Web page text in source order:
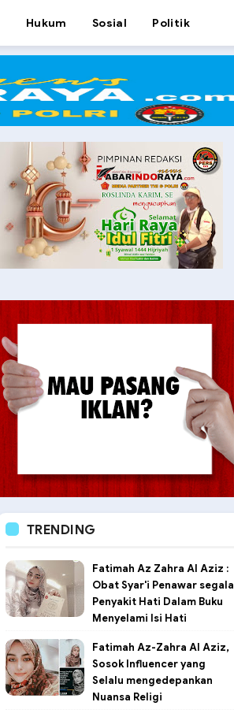
Hukum Sosial Politik
TRENDING
Fatimah Az Zahra Al Aziz :
Obat Syar'i Penawar segala
Penyakit Hati Dalam Buku
Menyelami Isi Hati
Fatimah Az-Zahra Al Aziz,
Sosok Influencer yang
Selalu mengedepankan
Nuansa Religi